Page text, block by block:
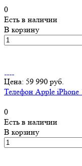
0
Есть в наличии
В корзину
Цена: 59 990 руб.
Телефон Apple
0
Есть в наличии
В корзину